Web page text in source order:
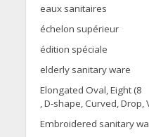
eaux sanitaires
échelon supérieur
édition spéciale
elderly sanitary ware
Elongated Oval, Eight (8
, D-shape, Curved, Drop,
Embroidered sanitary